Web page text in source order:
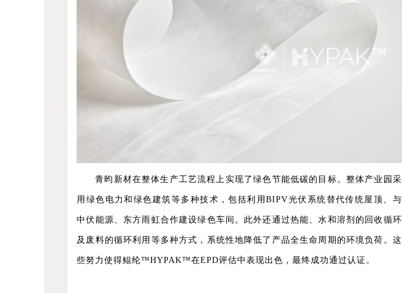
青昀新材在整体生产工艺流程上实现了绿色节能低碳的目标。整体产业园采
用绿色电力和绿色建筑等多种技术，包括利用BIPV光伏系统替代传统屋顶、与
中伏能源、东方雨虹合作建设绿色车间。此外还通过热能、水和溶剂的回收循环
及废料的循环利用等多种方式，系统性地降低了产品全生命周期的环境负荷。这
些努力使得鲲纶™HYPAK™在EPD评估中表现出色，最终成功通过认证。